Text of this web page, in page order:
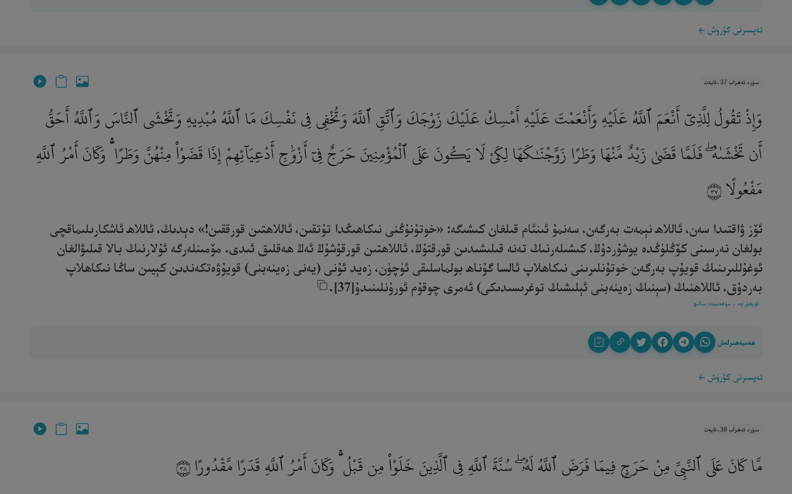
تەپسىرنى كۆرۈش
سۈرە ئەھزاب 37-ئايەت
وَإِذْ تَقُولُ لِلَّذِىٓ أَنْعَمَ ٱللَّهُ عَلَيْهِ وَأَنْعَمْتَ عَلَيْهِ أَمْسِكْ عَلَيْكَ زَوْجَكَ وَٱتَّقِ ٱللَّهَ وَتُخْفِى فِى نَفْسِكَ مَا ٱللَّهُ مُبْدِيهِ وَتَخْشَى ٱلنَّاسَ وَٱللَّهُ أَحَقُّ
أَن تَخْشَىٰهُ ۖ فَلَمَّا قَضَىٰ زَيْدٌ مِّنْهَا وَطَرًا زَوَّجْنَـٰكَهَا لِكَىْ لَا يَكُونَ عَلَى ٱلْمُؤْمِنِينَ حَرَجٌ فِىٓ أَزْوَٰجِ أَدْعِيَآئِهِمْ إِذَا قَضَوْا۟ مِنْهُنَّ وَطَرًا ۚ وَكَانَ أَمْرُ ٱللَّهِ
مَفْعُولًا
٣٧
ئۆز ۋاقتىدا سەن، ئاللاھ نېمەت بەرگەن، سەنمۇ ئىنئام قىلغان كىشىگە: «خوتۇنۇڭنى نىكاھىڭدا تۇتقىن، ئاللاھتىن قورققىن!» دېدىڭ، ئاللاھ ئاشكارىلىماقچى
بولغان نەرسىنى كۆڭلۈڭدە يوشۇردۇڭ، كىشىلەرنىڭ تەنە قىلىشىدىن قورقتۇڭ، ئاللاھتىن قورقۇشۇڭ ئەڭ ھەقلىق ئىدى. مۆمىنلەرگە ئۇلارنىڭ بالا قىلىۋالغان
ئوغۇللىرىنىڭ قويۇپ بەرگەن خوتۇنلىرىنى نىكاھلاپ ئالسا گۇناھ بولماسلىقى ئۈچۈن، زەيد ئۇنى (يەنى زەينەبنى) قويۇۋەتكەندىن كېيىن ساڭا نىكاھلاپ
بەردۇق، ئاللاھنىڭ (سېنىڭ زەينەبنى ئېلىشىڭ توغرىسىدىكى) ئەمرى چوقۇم ئورۇنلىنىدۇ[37].‎
ئۇيغۇرچە - مۇھەممەد سالىھ
ھەمبەھىرلەش
تەپسىرنى كۆرۈش
سۈرە ئەھزاب 38-ئايەت
مَّا كَانَ عَلَى ٱلنَّبِىِّ مِنْ حَرَجٍ فِيمَا فَرَضَ ٱللَّهُ لَهُۥ ۖ سُنَّةَ ٱللَّهِ فِى ٱلَّذِينَ خَلَوْا۟ مِن قَبْلُ ۚ وَكَانَ أَمْرُ ٱللَّهِ قَدَرًا مَّقْدُورًا ٣٨